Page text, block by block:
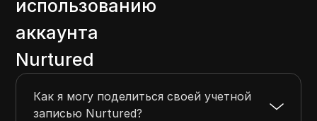
использованию
аккаунта
Nurtured
Как я могу поделиться своей учетной
записью Nurtured?